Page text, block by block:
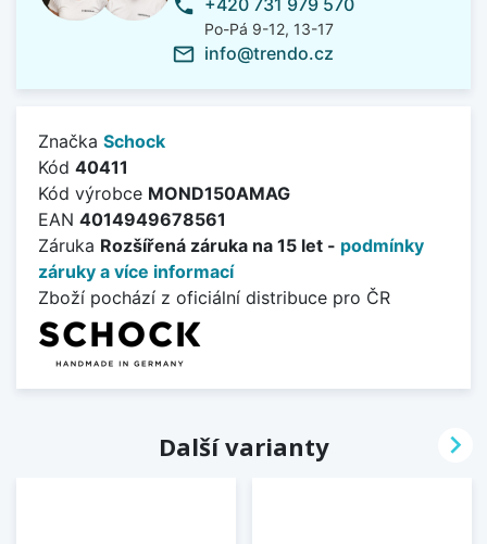
phone
Po-Pá 9-12, 13-17
mail_outline info@trendo.cz
Značka Schock
Kód 40411
Kód výrobce MOND150AMAG
EAN 4014949678561
Záruka Rozšířená záruka na 15 let - podmínky
záruky a více informací
Zboží pochází z oficiální distribuce pro ČR
Další varianty 